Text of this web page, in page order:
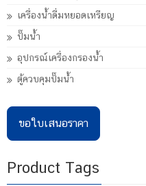
เครื่องน้ำดื่มหยอดเหรียญ
ปั๊มน้ำ
อุปกรณ์เครื่องกรองน้ำ
ตู้ควบคุมปั๊มน้ำ
ขอใบเสนอราคา
Product Tags